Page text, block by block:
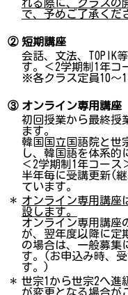
れる際に、クラスの
で、予めご了承くだ
② 短期講座
会話、文法、TOPIK
す。＜2学期制1年コ
※各クラス定員10～
③ オンライン専用講座
初回授業から最終授
ます。
韓国国立国語院と世
し、韓国語を体系的
＜2学期制1年コー
半年毎に受講更新(
ています。
＊ オンライン専用講座
設します。
オンライン専用講座
が、翌年度以降に定
の場合は、一般募集
す。(お申込み時、
す。)
＊ 世宗1から世宗2へ進
が変更となる場合が